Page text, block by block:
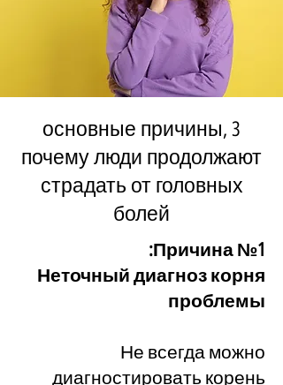
3 основные причины,
почему люди продолжают
страдать от головных
болей
Причина №1:
Неточный диагноз корня
проблемы
Не всегда можно
диагностировать корень